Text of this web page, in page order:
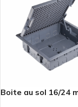
Boite au sol 16/24